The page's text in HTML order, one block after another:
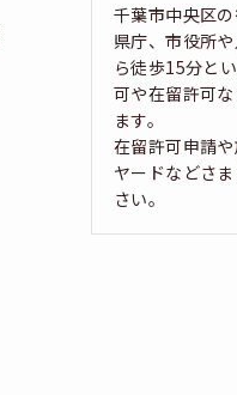
千葉市中央区の
県庁、市役所
ら徒歩15分と
可や在留許可
ます。
在留許可申請
ヤードなどさ
さい。